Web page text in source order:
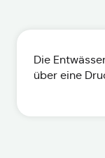
Die
über eine